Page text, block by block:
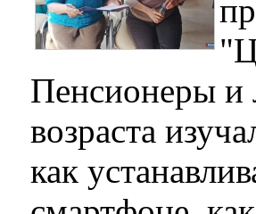
Пенсионеры и
возраста
как